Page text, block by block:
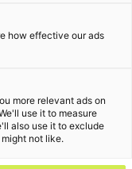
how effective our ads
more relevant ads on
use it to measure
also use it to exclude
not like.